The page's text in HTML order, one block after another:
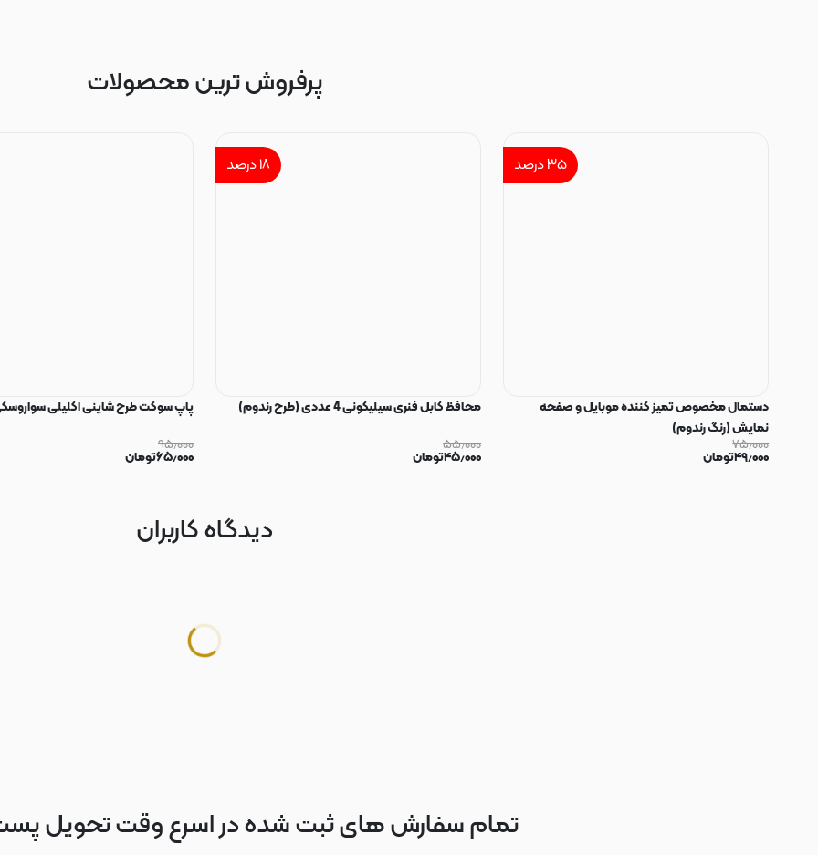
پرفروش ترین محصولات
۳۵درصد
دستمال مخصوص تمیز کننده موبایل و صفحه
نمایش (رنگ رندوم)
۷۵٫۰۰۰
۴۹٫۰۰۰تومان
۱۸درصد
محافظ کابل فنری سیلیکونی 4 عددی (طرح رندوم)
۵۵٫۰۰۰
۴۵٫۰۰۰تومان
پاپ سوکت طرح شاینی اکلیلی
۹۵٫۰۰۰
۶۵٫۰۰۰تومان
دیدگاه کاربران
تمام سفارش های ثبت شده در اسرع وقت تحویل